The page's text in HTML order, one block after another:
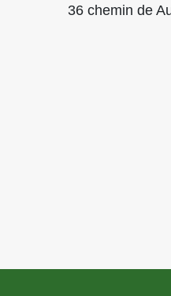
36 chemin de